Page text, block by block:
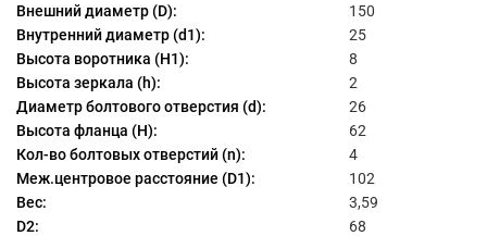
Внешний диаметр (D):
150
Внутренний диаметр (d1):
25
Высота воротника (H1):
8
Высота зеркала (h):
2
Диаметр болтового отверстия (d):
26
Высота фланца (H):
62
Кол-во болтовых отверстий (n):
4
Меж.центровое расстояние (D1):
102
Вес:
3,59
D2:
68